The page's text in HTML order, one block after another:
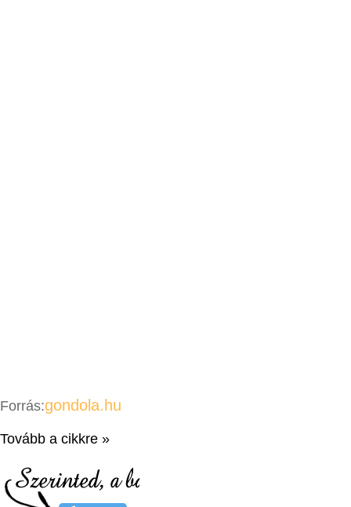
Forrás:gondola.hu
Tovább a cikkre »